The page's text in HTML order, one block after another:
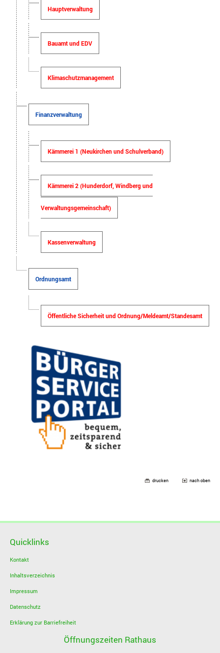
Hauptverwaltung
Bauamt und EDV
Klimaschutzmanagement
Finanzverwaltung
Kämmerei 1 (Neukirchen und Schulverband)
Kämmerei 2 (Hunderdorf, Windberg und
Verwaltungsgemeinschaft)
Kassenverwaltung
Ordnungsamt
Öffentliche Sicherheit und Ordnung/Meldeamt/Standesamt
drucken nach oben
Quicklinks
Kontakt
Inhaltsverzeichnis
Impressum
Datenschutz
Erklärung zur Barriefreiheit
Öffnungszeiten Rathaus